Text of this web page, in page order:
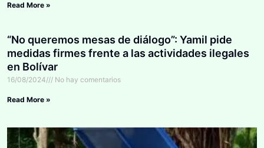
Read More »
“No queremos mesas de diálogo”: Yamil pide
medidas firmes frente a las actividades ilegales
en Bolívar
16/08/2024 No hay comentarios
Read More »